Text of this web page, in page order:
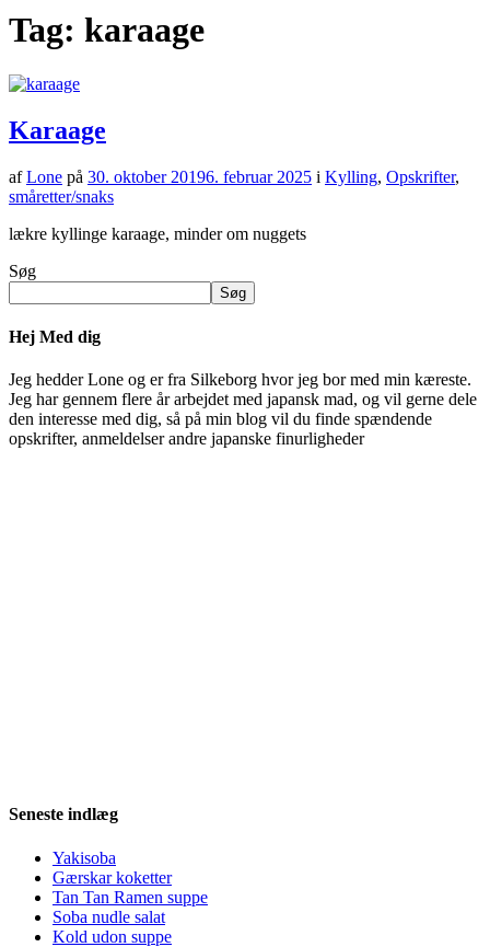
Tag: karaage
Karaage
afLone på 30. oktober 20196. februar 2025 i Kylling, Opskrifter,
småretter/snaks
lækre kyllinge karaage, minder om nuggets
Søg
Søg
Hej Med dig
Jeg hedder Lone og er fra Silkeborg hvor jeg bor med min kæreste.
Jeg har gennem flere år arbejdet med japansk mad, og vil gerne dele
den interesse med dig, så på min blog vil du finde spændende
opskrifter, anmeldelser andre japanske finurligheder
Seneste indlæg
Yakisoba
Gærskar koketter
Tan Tan Ramen suppe
Soba nudle salat
Kold udon suppe